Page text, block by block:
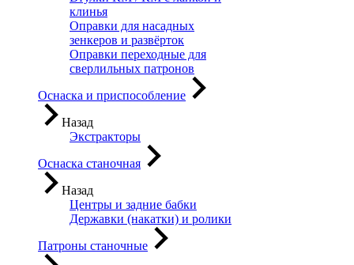
клинья
Оправки для насадных
зенкеров и развёрток
Оправки переходные для
сверлильных патронов
Оснаска и приспособление
Назад
Экстракторы
Оснаска станочная
Назад
Центры и задние бабки
Державки (накатки) и ролики
Патроны станочные